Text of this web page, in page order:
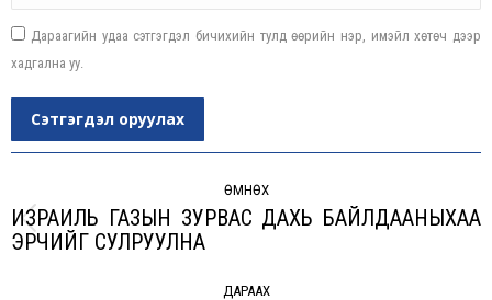
Дараагийн удаа сэтгэгдэл бичихийн тулд өөрийн нэр, имэйл хөтөч дээр
хадгална уу.
Сэтгэгдэл оруулах
ӨМНӨХ
Previous
ИЗРАИЛЬ ГАЗЫН ЗУРВАС ДАХЬ БАЙЛДААНЫХАА
ЭРЧИЙГ СУЛРУУЛНА
ДАРААХ